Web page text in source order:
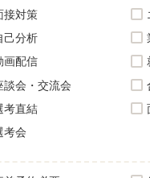
接対策
己分析
画配信
談会・交流会
考直結
考会